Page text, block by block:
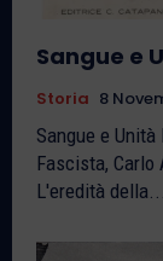
Sangue e
Storia 8
Sangue e Unità
Fascista,
L'eredità della...